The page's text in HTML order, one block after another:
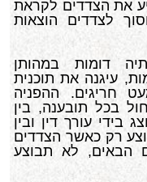
את הצדדים לקראת
לצדדים הוצאות
דומות במהותן
עיגנה את תוכנית
חריגים. ההפניה
בכל תובענה, בין
בידי עורך דין ובין
רק כאשר הצדדים
הבאים, לא תבוצע